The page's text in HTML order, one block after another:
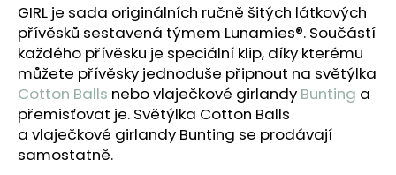
GIRL je sada originálních ručně šitých látkových
přívěsků sestavená týmem Lunamies®. Součástí
každého přívěsku je speciální klip, díky kterému
můžete přívěsky jednoduše připnout na světýlka
Cotton Balls nebo vlaječkové girlandy Bunting a
přemisťovat je. Světýlka Cotton Balls
a vlaječkové girlandy Bunting se prodávají
samostatně.
HLEDAT
D
o
p
o